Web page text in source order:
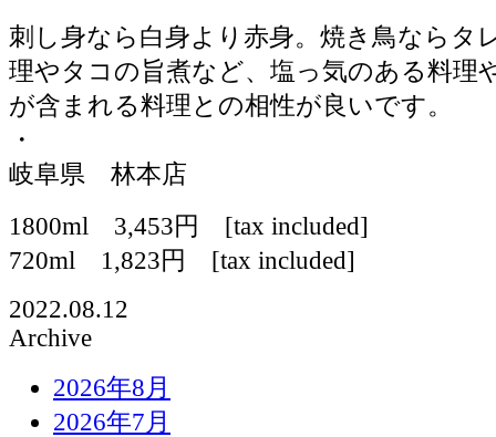
刺し身なら白身より赤身。焼き鳥ならタ
理やタコの旨煮など、塩っ気のある料理
が含まれる料理との相性が良いです。
・
岐阜県 林本店
1800ml 3,453円 [tax included]
720ml 1,823円 [tax included]
2022.08.12
Archive
2026年8月
2026年7月